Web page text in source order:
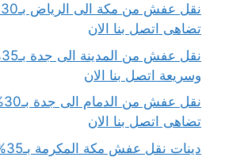
تضاهى اتصل بنا الان
وسريعة اتصل بنا الان
تضاهى اتصل بنا الان